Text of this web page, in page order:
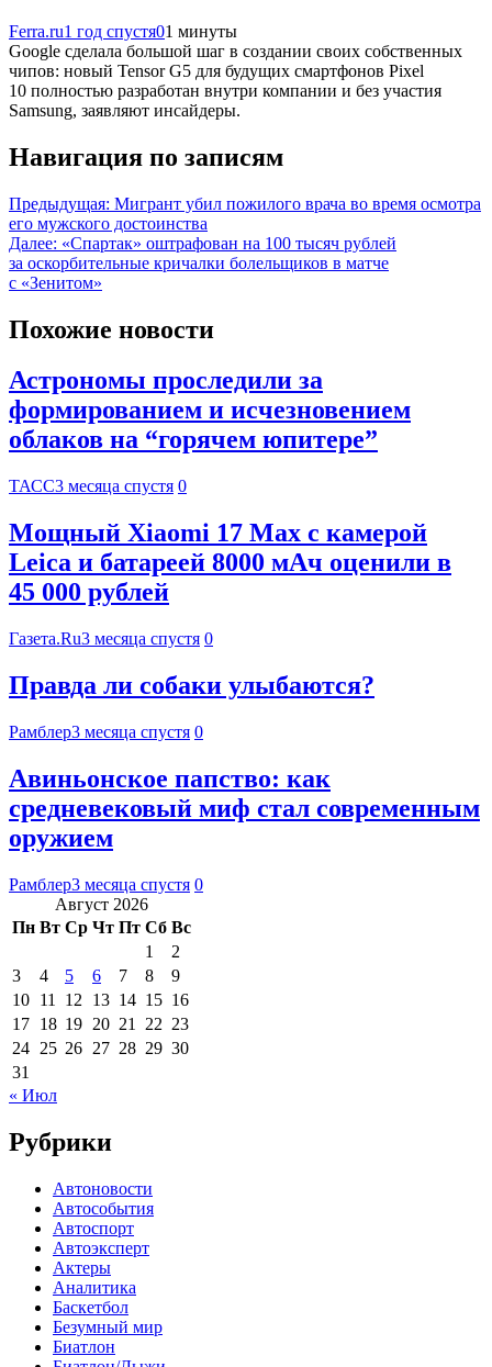
Ferra.ru1 год спустя01 минуты
Google сделала большой шаг в создании своих собственных
чипов: новый Tensor G5 для будущих смартфонов Pixel
10 полностью разработан внутри компании и без участия
Samsung, заявляют инсайдеры.
Навигация по записям
Предыдущая: Мигрант убил пожилого врача во время осмотра
его мужского достоинства
Далее: «Спартак» оштрафован на 100 тысяч рублей
за оскорбительные кричалки болельщиков в матче
с «Зенитом»
Похожие новости
Астрономы проследили за
формированием и исчезновением
облаков на “горячем юпитере”
ТАСС3 месяца спустя 0
Мощный Xiaomi 17 Max с камерой
Leica и батареей 8000 мАч оценили в
45 000 рублей
Газета.Ru3 месяца спустя 0
Правда ли собаки улыбаются?
Рамблер3 месяца спустя 0
Авиньонское папство: как
средневековый миф стал современным
оружием
Рамблер3 месяца спустя 0
Август 2026
Пн Вт Ср Чт Пт Сб Вс
1
2
3
4 5 6 7 8
9
10 11 12 13 14 15 16
17 18 19 20 21 22 23
24 25 26 27 28 29 30
31
« Июл
Рубрики
Автоновости
Автособытия
Автоспорт
Автоэксперт
Актеры
Аналитика
Баскетбол
Безумный мир
Биатлон